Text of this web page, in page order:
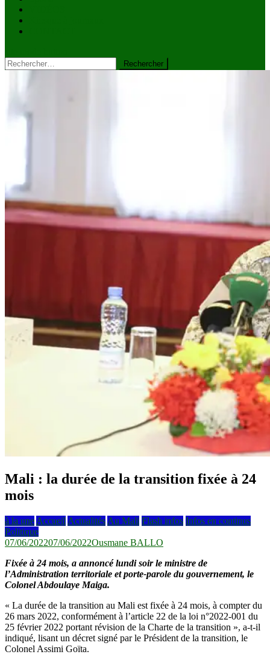
Rechercher :
Mali : la durée de la transition fixée à 24
mois
à la une Accueil Actualités Au Mali Flash infos Infos en continus
Politique
07/06/202207/06/2022Ousmane BALLO
Fixée à 24 mois, a annoncé lundi soir le ministre de
l’Administration territoriale et porte-parole du gouvernement, le
Colonel Abdoulaye Maiga.
« La durée de la transition au Mali est fixée à 24 mois, à compter du
26 mars 2022, conformément à l’article 22 de la loi n°2022-001 du
25 février 2022 portant révision de la Charte de la transition », a-t-il
indiqué, lisant un décret signé par le Président de la transition, le
Colonel Assimi Goïta.